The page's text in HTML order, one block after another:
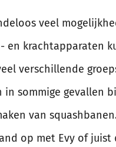
veel
en krachtapparaten
verschillende
in sommige gevallen
van
op met Evy of juist